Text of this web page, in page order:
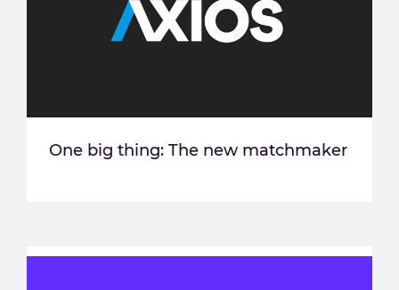
One big thing: The new matchmaker